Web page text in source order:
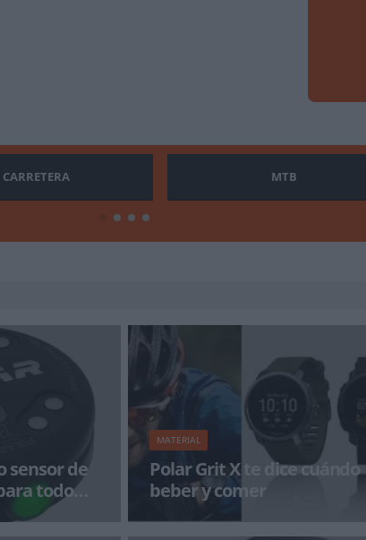
CARRETERA MTB
sensor de
todo
la tecnología
MATERIAL
Polar Grit X te dice cuándo
beber y comer
Polar compañía finlandesay marca